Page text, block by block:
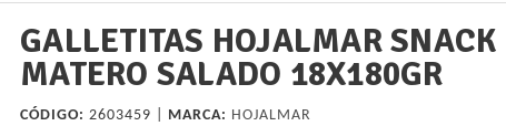
GALLETITAS HOJALMAR SNACK
MATERO SALADO 18X180GR
CÓDIGO: 2603459 | MARCA: HOJALMAR